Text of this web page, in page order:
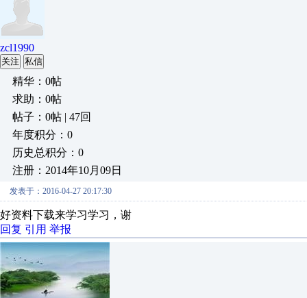
zcl1990
关注 私信
精华：0帖
求助：0帖
帖子：0帖 | 47回
年度积分：0
历史总积分：0
注册：2014年10月09日
发表于：2016-04-27 20:17:30
好资料下载来学习学习，谢
回复 引用 举报